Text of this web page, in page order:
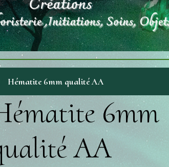
Hématite 6mm qualité AA
6mm
AA